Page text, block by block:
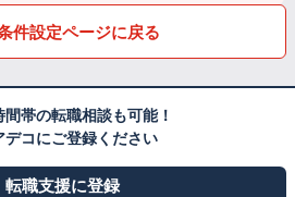
件設定ページに戻る
帯の転職相談も可能！
デコにご登録ください
転職支援に登録